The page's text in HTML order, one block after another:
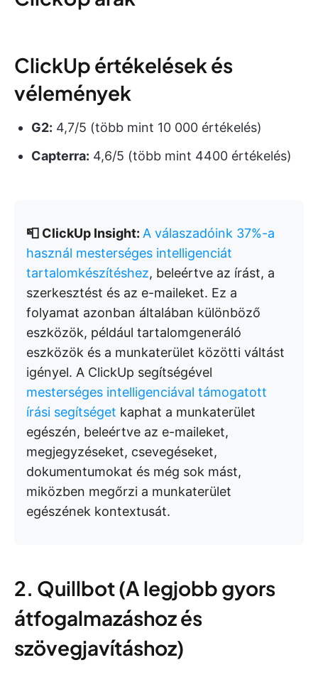
ClickUp értékelések és
vélemények
G2: 4,7/5 (több mint 10 000 értékelés)
Capterra: 4,6/5 (több mint 4400 értékelés)
📮 ClickUp Insight: A válaszadóink 37%-a
használ mesterséges intelligenciát
tartalomkészítéshez, beleértve az írást, a
szerkesztést és az e-maileket. Ez a
folyamat azonban általában különböző
eszközök, például tartalomgeneráló
eszközök és a munkaterület közötti váltást
igényel. A ClickUp segítségével
mesterséges intelligenciával támogatott
írási segítséget kaphat a munkaterület
egészén, beleértve az e-maileket,
megjegyzéseket, csevegéseket,
dokumentumokat és még sok mást,
miközben megőrzi a munkaterület
egészének kontextusát.
2. Quillbot (A legjobb gyors
átfogalmazáshoz és
szövegjavításhoz)